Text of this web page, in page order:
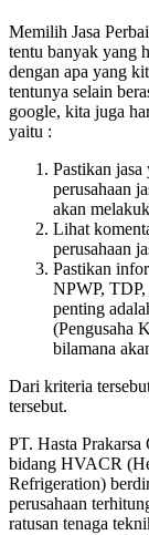
Memilih Jasa
tentu banyak yang
dengan apa yang
tentunya selain
google, kita juga
yaitu :
Pastikan jasa
perusahaan
akan
Lihat
perusahaan
Pastikan
NPWP,
penting
(Pengusaha
bilamana
Dari kriteria
tersebut.
PT. Hasta Prakarsa
bidang HVACR
Refrigeration)
perusahaan
ratusan tenaga